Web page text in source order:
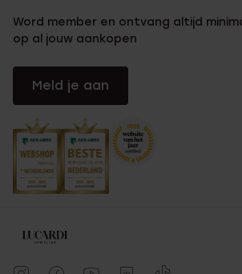
Word member en ontvang altijd
op al jouw aankopen
Meld je aan